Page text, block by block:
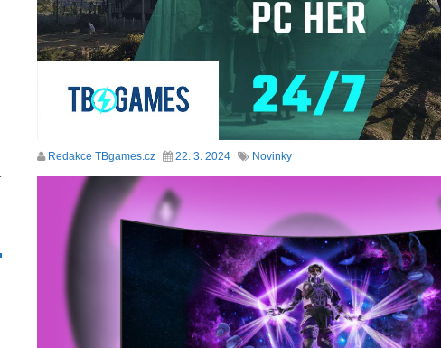
Redakce TBgames.cz 22. 3. 2024 Novinky